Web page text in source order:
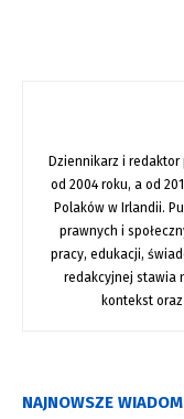
Dziennikarz i
od 2004 roku, a od
Polaków w Irlandii.
prawnych i
pracy, edukacji,
redakcyjnej stawia
kontekst
NAJNOWSZE